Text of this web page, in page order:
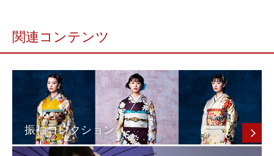
関連コンテンツ
振袖コレクション